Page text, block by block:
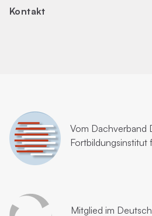
Kontakt
Vom Dachverband
Fortbildungsinstitut
Mitglied im